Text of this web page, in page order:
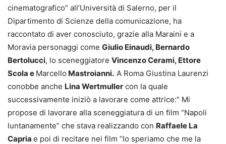
cinematografico” all’Università di Salerno, per il
Dipartimento di Scienze della comunicazione, ha
raccontato di aver conosciuto, grazie alla Maraini e a
Moravia personaggi come Giulio Einaudi, Bernardo
Bertolucci, lo sceneggiatore Vincenzo Cerami, Ettore
Scola e Marcello Mastroianni. A Roma Giustina Laurenzi
conobbe anche Lina Wertmuller con la quale
successivamente iniziò a lavorare come attrice:” Mi
propose di lavorare alla sceneggiatura di un film “Napoli
luntanamente” che stava realizzando con Raffaele La
Capria e poi di recitare nei film “Io speriamo che me la